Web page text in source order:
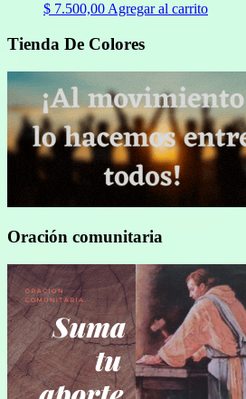
$ 7.500,00 Agregar al carrito
Tienda De Colores
Oración comunitaria